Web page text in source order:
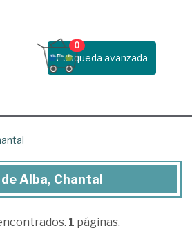
Busqueda avanzada
0
Alba, Chantal
1 páginas.